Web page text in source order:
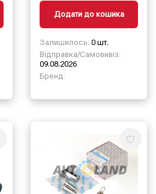
Додати до кошика
Залишилось: 0 шт.
Відправка/Самовивіз:
09.08.2026
Бренд: